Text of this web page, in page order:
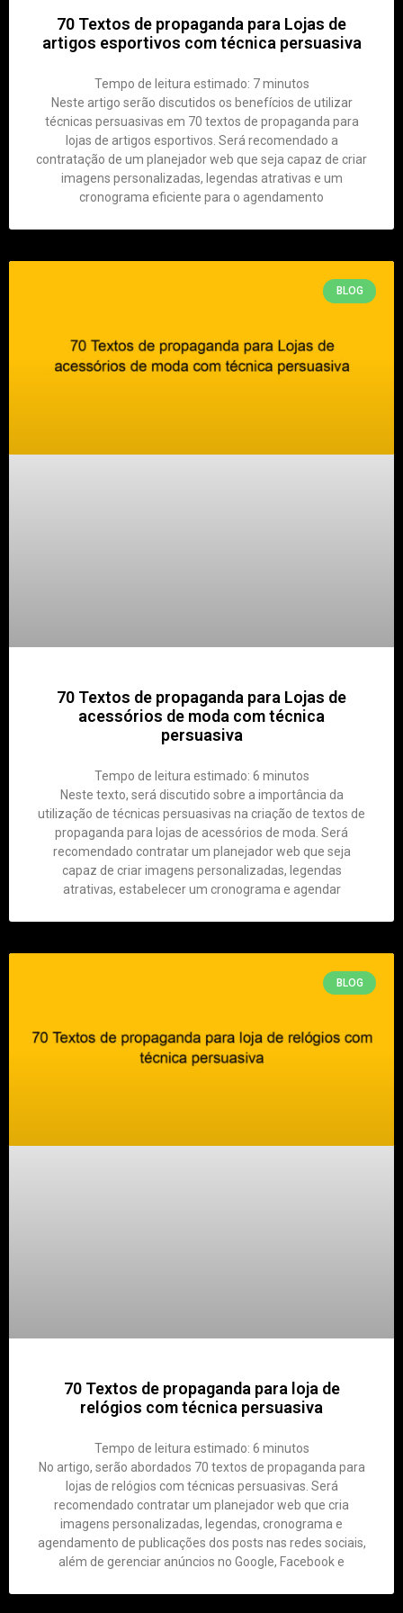
70 Textos de propaganda para Lojas de
artigos esportivos com técnica persuasiva
Tempo de leitura estimado: 7 minutos
Neste artigo serão discutidos os benefícios de utilizar
técnicas persuasivas em 70 textos de propaganda para
lojas de artigos esportivos. Será recomendado a
contratação de um planejador web que seja capaz de criar
imagens personalizadas, legendas atrativas e um
cronograma eficiente para o agendamento
BLOG
70 Textos de propaganda para Lojas de
acessórios de moda com técnica
persuasiva
Tempo de leitura estimado: 6 minutos
Neste texto, será discutido sobre a importância da
utilização de técnicas persuasivas na criação de textos de
propaganda para lojas de acessórios de moda. Será
recomendado contratar um planejador web que seja
capaz de criar imagens personalizadas, legendas
atrativas, estabelecer um cronograma e agendar
BLOG
70 Textos de propaganda para loja de
relógios com técnica persuasiva
Tempo de leitura estimado: 6 minutos
No artigo, serão abordados 70 textos de propaganda para
lojas de relógios com técnicas persuasivas. Será
recomendado contratar um planejador web que cria
imagens personalizadas, legendas, cronograma e
agendamento de publicações dos posts nas redes sociais,
além de gerenciar anúncios no Google, Facebook e